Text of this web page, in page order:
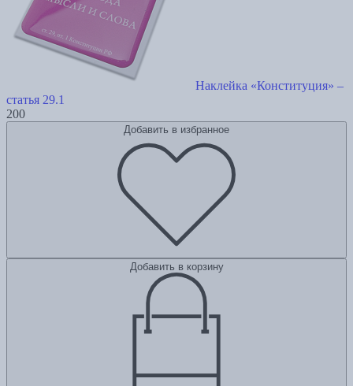
Наклейка «Конституция» –
статья 29.1
200
Добавить в избранное
Добавить в корзину